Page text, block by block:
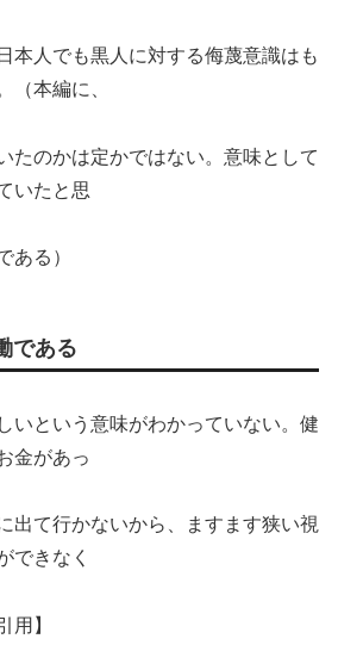
本人でも黒人に対する侮蔑意識はも
（本編に、
たのかは定かではない。意味として
いたと思
ある）
である
いという意味がわかっていない。健
金があっ
出て行かないから、ますます狭い視
できなく
用】